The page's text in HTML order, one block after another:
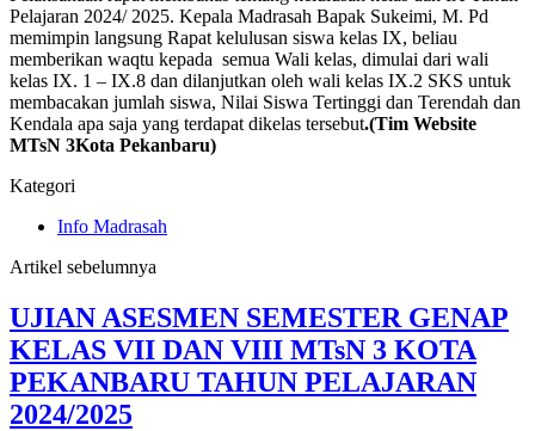
Pelajaran 2024/ 2025. Kepala Madrasah Bapak Sukeimi, M. Pd
memimpin langsung Rapat kelulusan siswa kelas IX, beliau
memberikan waqtu kepada semua Wali kelas, dimulai dari wali
kelas IX. 1 – IX.8 dan dilanjutkan oleh wali kelas IX.2 SKS untuk
membacakan jumlah siswa, Nilai Siswa Tertinggi dan Terendah dan
Kendala apa saja yang terdapat dikelas tersebut.(Tim Website
MTsN 3Kota Pekanbaru)
Kategori
Info Madrasah
Artikel sebelumnya
UJIAN ASESMEN SEMESTER GENAP
KELAS VII DAN VIII MTsN 3 KOTA
PEKANBARU TAHUN PELAJARAN
2024/2025